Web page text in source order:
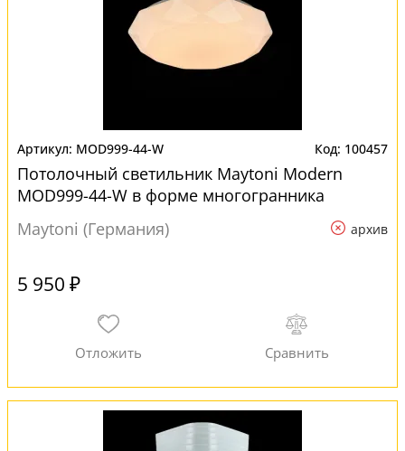
MOD999-44-W 100457
Потолочный светильник Maytoni Modern
MOD999-44-W в форме многогранника
Maytoni (Германия)
архив
5 950 ₽